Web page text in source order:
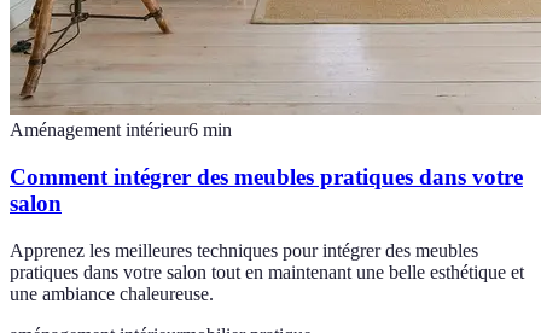
Aménagement intérieur6 min
Comment intégrer des meubles pratiques dans votre
salon
Apprenez les meilleures techniques pour intégrer des meubles
pratiques dans votre salon tout en maintenant une belle esthétique et
une ambiance chaleureuse.